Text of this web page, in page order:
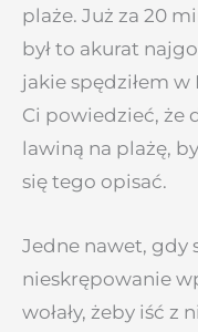
plaże. Już za 20
był to akurat
jakie spędziłem
Ci powiedzieć, że
lawiną na plażę,
się tego opisać.
Jedne nawet, gdy
nieskrępowanie
wołały, żeby iść z